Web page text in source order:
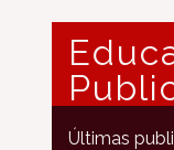
Últimas